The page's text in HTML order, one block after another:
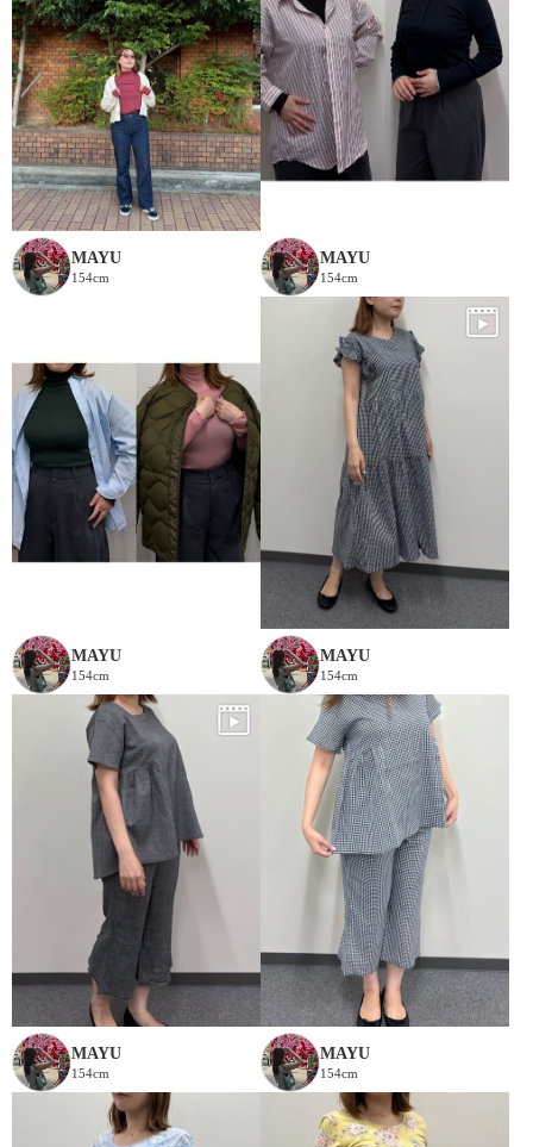
MAYU
154cm
MAYU
154cm
MAYU
154cm
MAYU
154cm
MAYU
154cm
MAYU
154cm